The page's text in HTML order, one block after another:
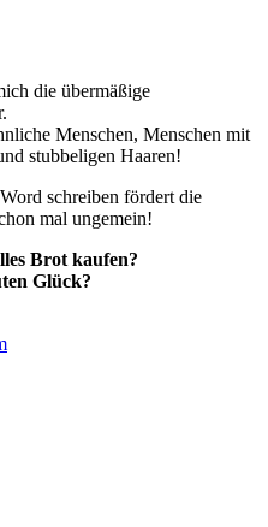
die übermäßige
Menschen, Menschen mit
stubbeligen Haaren!
schreiben fördert die
mal ungemein!
Brot kaufen?
Glück?